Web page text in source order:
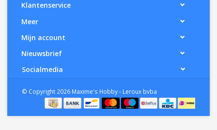
Klantenservice
Meer
Mijn account
Nieuwsbrief
Socialmedia
© Copyright 2026 Maxime's Hobby - Leroux bvba